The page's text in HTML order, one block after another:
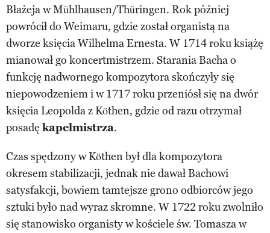
Błażeja w Mühlhausen/Thüringen. Rok później
powrócił do Weimaru, gdzie został organistą na
dworze księcia Wilhelma Ernesta. W 1714 roku książę
mianował go koncertmistrzem. Starania Bacha o
funkcję nadwornego kompozytora skończyły się
niepowodzeniem i w 1717 roku przeniósł się na dwór
księcia Leopolda z Köthen, gdzie od razu otrzymał
posadę kapelmistrza.
Czas spędzony w Köthen był dla kompozytora
okresem stabilizacji, jednak nie dawał Bachowi
satysfakcji, bowiem tamtejsze grono odbiorców jego
sztuki było nad wyraz skromne. W 1722 roku zwolniło
się stanowisko organisty w kościele św. Tomasza w